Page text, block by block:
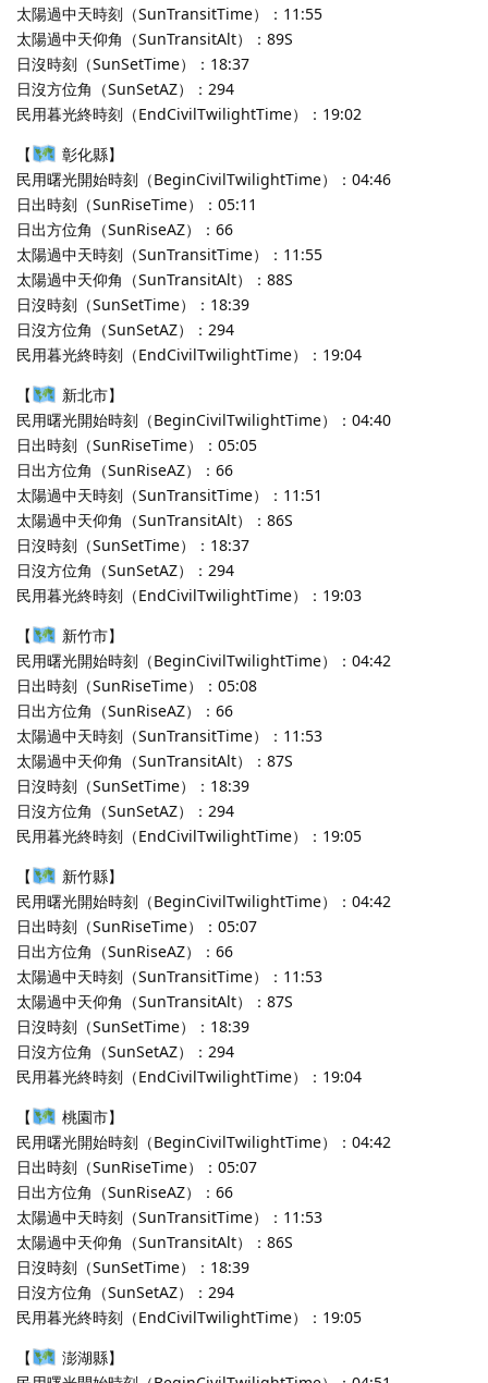
太陽過中天時刻（SunTransitTime）：11:55
太陽過中天仰角（SunTransitAlt）：89S
日沒時刻（SunSetTime）：18:37
日沒方位角（SunSetAZ）：294
民用暮光終時刻（EndCivilTwilightTime）：19:02
【
彰化縣】
民用曙光開始時刻（BeginCivilTwilightTime）：04:46
日出時刻（SunRiseTime）：05:11
日出方位角（SunRiseAZ）：66
太陽過中天時刻（SunTransitTime）：11:55
太陽過中天仰角（SunTransitAlt）：88S
日沒時刻（SunSetTime）：18:39
日沒方位角（SunSetAZ）：294
民用暮光終時刻（EndCivilTwilightTime）：19:04
【
新北市】
民用曙光開始時刻（BeginCivilTwilightTime）：04:40
日出時刻（SunRiseTime）：05:05
日出方位角（SunRiseAZ）：66
太陽過中天時刻（SunTransitTime）：11:51
太陽過中天仰角（SunTransitAlt）：86S
日沒時刻（SunSetTime）：18:37
日沒方位角（SunSetAZ）：294
民用暮光終時刻（EndCivilTwilightTime）：19:03
【
新竹市】
民用曙光開始時刻（BeginCivilTwilightTime）：04:42
日出時刻（SunRiseTime）：05:08
日出方位角（SunRiseAZ）：66
太陽過中天時刻（SunTransitTime）：11:53
太陽過中天仰角（SunTransitAlt）：87S
日沒時刻（SunSetTime）：18:39
日沒方位角（SunSetAZ）：294
民用暮光終時刻（EndCivilTwilightTime）：19:05
【
新竹縣】
民用曙光開始時刻（BeginCivilTwilightTime）：04:42
日出時刻（SunRiseTime）：05:07
日出方位角（SunRiseAZ）：66
太陽過中天時刻（SunTransitTime）：11:53
太陽過中天仰角（SunTransitAlt）：87S
日沒時刻（SunSetTime）：18:39
日沒方位角（SunSetAZ）：294
民用暮光終時刻（EndCivilTwilightTime）：19:04
【
桃園市】
民用曙光開始時刻（BeginCivilTwilightTime）：04:42
日出時刻（SunRiseTime）：05:07
日出方位角（SunRiseAZ）：66
太陽過中天時刻（SunTransitTime）：11:53
太陽過中天仰角（SunTransitAlt）：86S
日沒時刻（SunSetTime）：18:39
日沒方位角（SunSetAZ）：294
民用暮光終時刻（EndCivilTwilightTime）：19:05
【
澎湖縣】